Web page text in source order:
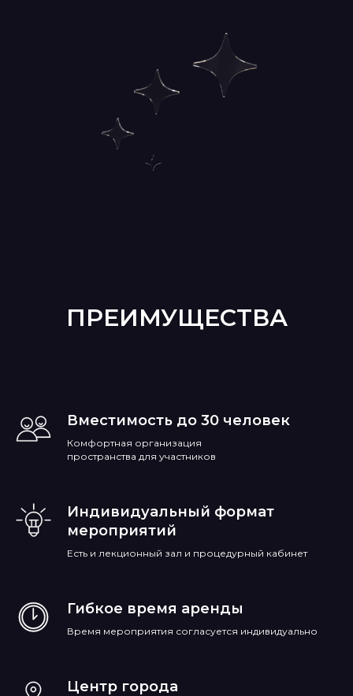
ПРЕИМУЩЕСТВА
Вместимость до 30 человек
Комфортная организация
пространства для участников
Индивидуальный формат
мероприятий
Есть и лекционный зал и процедурный кабинет
Гибкое время аренды
Время мероприятия согласуется индивидуально
Центр города